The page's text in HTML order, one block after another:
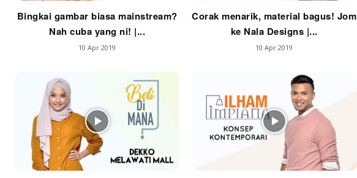
Impiana TV
Casa Impiana
Impiana MakeOver
Sembang Dekor
Sembang Laman
Tip Impiana
Tip Laman
Bingkai gambar biasa mainstream?
Nah cuba yang ni! |...
10 Apr 2019
Corak menarik, material bagus! Jom
ke Nala Designs |...
10 Apr 2019